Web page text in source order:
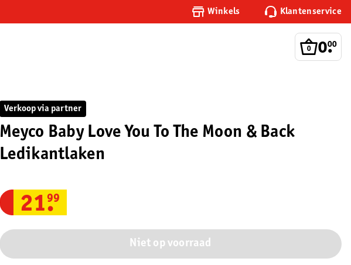
Winkels Klantenservice
0.
00
Verkoop via partner
Meyco Baby Love You To The Moon & Back
Ledikantlaken
21.
99
Niet op voorraad